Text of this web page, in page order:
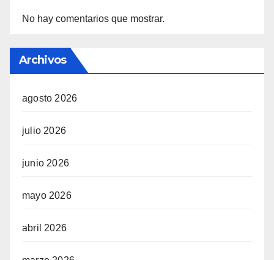
No hay comentarios que mostrar.
Archivos
agosto 2026
julio 2026
junio 2026
mayo 2026
abril 2026